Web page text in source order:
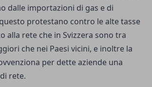
dalle importazioni di gas e di
protestano contro le alte tasse
alla rete che in Svizzera sono tra
che nei Paesi vicini, e inoltre la
per dette aziende una
rete.